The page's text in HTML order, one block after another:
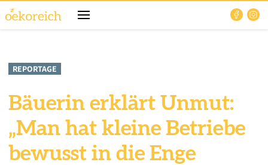
REPORTAGE
Bäuerin erklärt Unmut:
„Man hat kleine Betriebe
bewusst in die Enge